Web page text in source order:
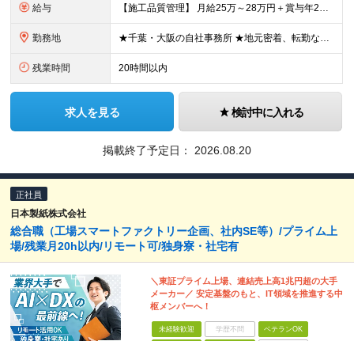
給与 【施工品質管理】 月給25万～28万円＋賞与年2回（原則固定支給額4ヵ月分）＋諸手当（残業手当全額など） ※経験・能力・前職給与を考慮して優遇します。 ※残業代は別途全額支給します。 ※試用期間は6
勤務地 ★千葉・大阪の自社事務所 ★地元密着、転勤なし！ ★Ｕ・Iターン歓迎！（面接交通費支給） 【具体的な勤務地】 ※当社堺事務所（大阪）もしくは五井事務所（千葉） ◆堺事務所 （住所） 大阪府堺市堺区
残業時間 20時間以内
求人を見る 検討中に入れる
掲載終了予定日： 2026.08.20
正社員
日本製紙株式会社
総合職（工場スマートファクトリー企画、社内SE等）/プライム上
場/残業月20h以内/リモート可/独身寮・社宅有
＼東証プライム上場、連結売上高1兆円超の大手
メーカー／ 安定基盤のもと、IT領域を推進する中
枢メンバーへ！
未経験歓迎 学歴不問 ベテランOK